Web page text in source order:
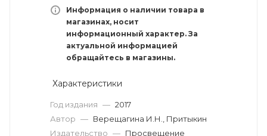
Информация о наличии товара в
магазинах, носит
информационный характер. За
актуальной информацией
обращайтесь в магазины.
Характеристики
Год издания — 2017
Автор — Верещагина И.Н., Притыкин
Издательство — Просвещение